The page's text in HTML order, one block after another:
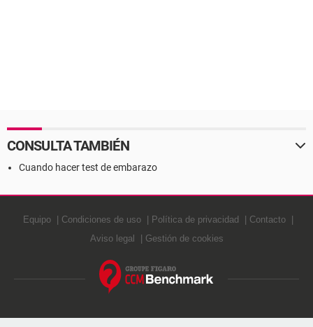
CONSULTA TAMBIÉN
Cuando hacer test de embarazo
Equipo Condiciones de uso Política de privacidad
Contacto
Aviso legal
Gestión de cookies